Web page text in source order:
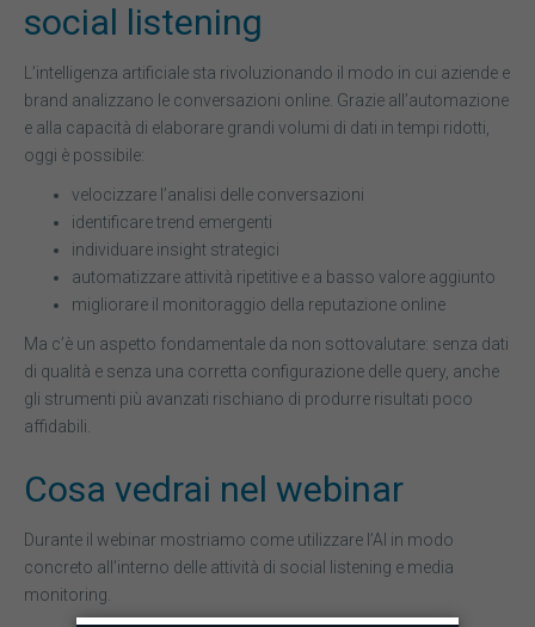
social listening
L’intelligenza artificiale sta rivoluzionando il modo in cui aziende e
brand analizzano le conversazioni online. Grazie all’automazione
e alla capacità di elaborare grandi volumi di dati in tempi ridotti,
oggi è possibile:
velocizzare l’analisi delle conversazioni
identificare trend emergenti
individuare insight strategici
automatizzare attività ripetitive e a basso valore aggiunto
migliorare il monitoraggio della reputazione online
Ma c’è un aspetto fondamentale da non sottovalutare: senza dati
di qualità e senza una corretta configurazione delle query, anche
gli strumenti più avanzati rischiano di produrre risultati poco
affidabili.
Cosa vedrai nel webinar
Durante il webinar mostriamo come utilizzare l’AI in modo
concreto all’interno delle attività di social listening e media
monitoring.